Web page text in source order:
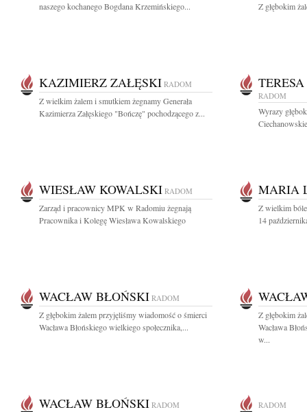
naszego kochanego Bogdana Krzemińskiego...
Z głębokim
KAZIMIERZ ZAŁĘSKI RADOM
Z wielkim żalem i smutkiem żegnamy Generała
Kazimierza Załęskiego "Bończę" pochodzącego z...
RADOM
Wyrazy
WIESŁAW KOWALSKI RADOM
Zarząd i pracownicy MPK w Radomiu żegnają
Pracownika i Kolegę Wiesława Kowalskiego
MARIA
Z wielkim
14
WACŁAW BŁOŃSKI RADOM
Z głębokim żalem przyjęliśmy wiadomość o śmierci
Wacława Błońskiego wielkiego społecznika,...
Z głębokim
Wacława
w...
WACŁAW BŁOŃSKI RADOM RADOM